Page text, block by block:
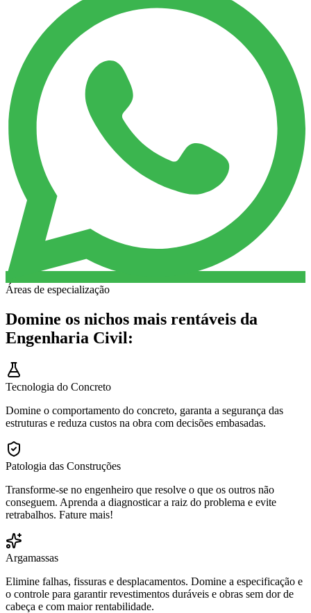
Áreas de especialização
Domine os nichos mais rentáveis da
Engenharia Civil:
Tecnologia do Concreto
Domine o comportamento do concreto, garanta a segurança das
estruturas e reduza custos na obra com decisões embasadas.
Patologia das Construções
Transforme-se no engenheiro que resolve o que os outros não
conseguem. Aprenda a diagnosticar a raiz do problema e evite
retrabalhos. Fature mais!
Argamassas
Elimine falhas, fissuras e desplacamentos. Domine a especificação e
o controle para garantir revestimentos duráveis e obras sem dor de
cabeça e com maior rentabilidade.